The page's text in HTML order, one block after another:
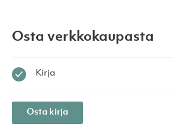
Osta verkkokaupasta
Kirja
Osta kirja